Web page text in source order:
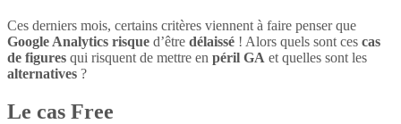
Ces derniers mois, certains critères viennent à faire penser que
Google Analytics risque d’être délaissé ! Alors quels sont ces cas
de figures qui risquent de mettre en péril GA et quelles sont les
alternatives ?
Le cas Free